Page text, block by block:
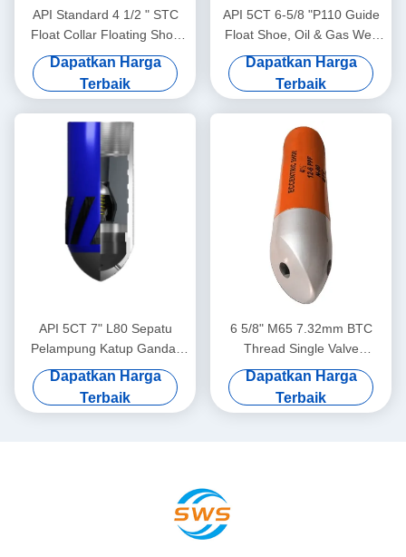
API Standard 4 1/2 " STC
Float Collar Floating Shoe
Alat Semen Katup Tunggal /
Ganda Tanpa Putar
Dapatkan Harga
Terbaik
API 5CT 6-5/8 "P110 Guide
Float Shoe, Oil & Gas Well
Float Shoe, Dukungan
operasi cementing casing
yang stabil
Dapatkan Harga
Terbaik
API 5CT 7" L80 Sepatu
Pelampung Katup Ganda,
Sepatu Pelampung Casing
Minyak Gas, Beradaptasi
dengan pekerjaan
Dapatkan Harga
Terbaik
6 5/8" M65 7.32mm BTC
Thread Single Valve
Eccentric Nose Float Shoe
Didedikasikan untuk Aplikasi
Semen Lapangan Minyak
Dapatkan Harga
Terbaik